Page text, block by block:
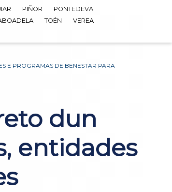
PIÑOR
PONTEDEVA
TOÉN
VEREA
E PROGRAMAS DE BENESTAR PARA
dun
entidades